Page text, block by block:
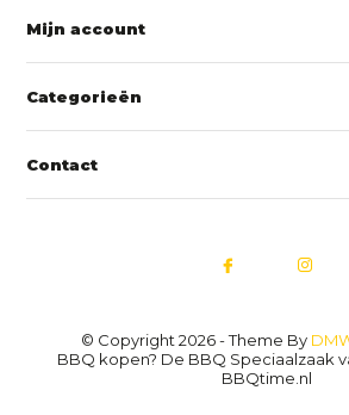
Mijn account
Categorieën
Contact
© Copyright 2026 - Theme By
BBQ kopen? De BBQ Speciaalzaak
BBQtime.nl